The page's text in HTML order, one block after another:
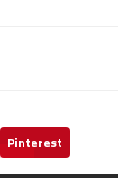
Pinterest